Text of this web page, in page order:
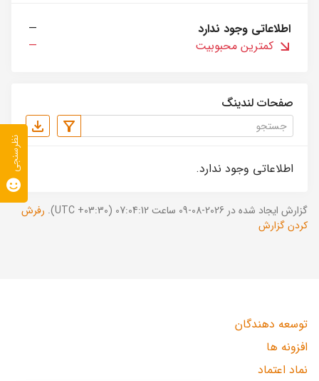
اطلاعاتی وجود ندارد
—
کمترین محبوبیت
—
صفحات لندینگ
اطلاعاتی وجود ندارد.
گزارش ایجاد شده در 2026-08-09 ساعت 07:04:12 (UTC +03:30).
رفرش
کردن گزارش
توسعه دهندگان
افزونه ها
نماد اعتماد
نظرسنجی